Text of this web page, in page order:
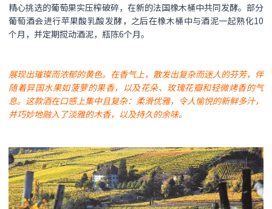
精心挑选的葡萄果实压榨破碎，在新的法国橡木桶中共同发酵。部分
葡萄酒会进行苹果酸乳酸发酵，之后在橡木桶中与酒泥一起熟化10
个月，并定期搅动酒泥，瓶陈6个月。
展现出璀璨而浓郁的黄色。在香气上，散发出复杂而迷人的芬芳，伴
随着异国水果如菠萝的果香，以及花朵、玫瑰花瓣和轻微烤香的气
息。这款酒在口感上集中且复杂：柔滑优雅，令人愉悦的新鲜多汁，
并巧妙地融入了淡雅的木香，以及持久的余味。